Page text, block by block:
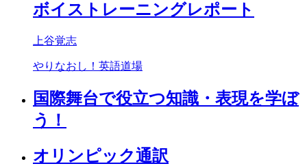
ボイストレーニングレポート
上谷覚志
やりなおし！英語道場
国際舞台で役立つ知識・表現を学ぼ
う！
オリンピック通訳